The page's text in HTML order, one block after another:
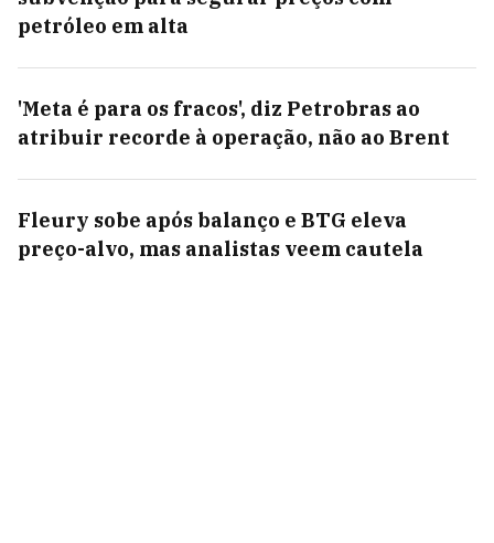
petróleo em alta
'Meta é para os fracos', diz Petrobras ao
atribuir recorde à operação, não ao Brent
Fleury sobe após balanço e BTG eleva
preço-alvo, mas analistas veem cautela